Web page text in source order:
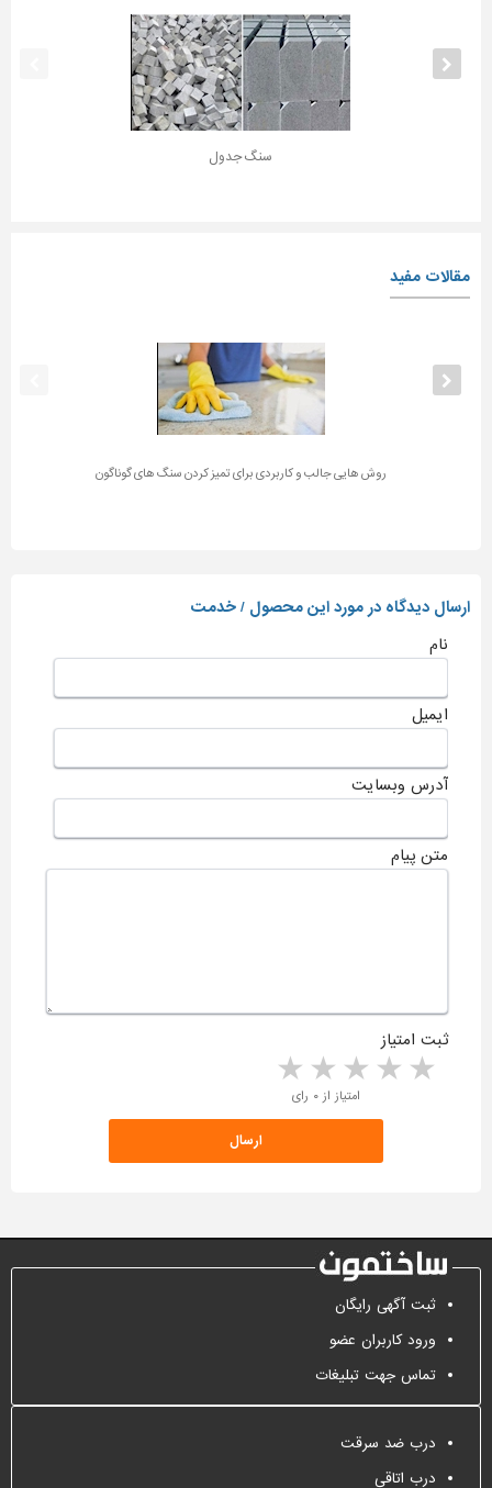
سنگ جدول
مقالات مفید
روش هایی جالب و کاربردی برای تمیز کردن سنگ های گوناگون
ارسال دیدگاه در مورد این محصول / خدمت
نام
ایمیل
آدرس وبسایت
متن پیام
ثبت امتیاز
4 stars 3 stars 2 stars 1 star امتیاز از ۰ رای
ثبت آگهی رایگان
ورود کاربران عضو
تماس جهت تبلیغات
درب ضد سرقت
درب اتاقی